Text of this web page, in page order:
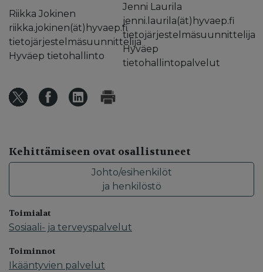
Riikka Jokinen
riikka.jokinen(ät)hyvaep.fi
tietojärjestelmäsuunnittelija
Hyväep tietohallinto
Jenni Laurila
jenni.laurila(ät)hyvaep.fi
tietojärjestelmäsuunnittelija
Hyväep
tietohallintopalvelut
Kehittämiseen ovat osallistuneet
Johto/esihenkilöt
ja henkilöstö
Toimialat
Sosiaali- ja terveyspalvelut
Toiminnot
Ikääntyvien palvelut